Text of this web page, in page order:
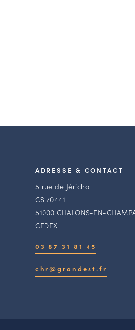
ADRESSE & CONTACT
5 rue de Jéricho
CS 70441
51000 CHALONS-EN-
CEDEX
03 87 31 81 45
chr@grandest.fr